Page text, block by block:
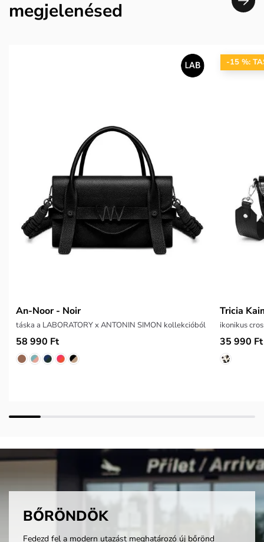
megjelenésed
An-Noor - Noir
táska a LABORATORY x ANTONIN SIMON kollekcióból
58 990 Ft
-15 %:
Tricia
35 990 Ft
BŐRÖNDÖK
Fedezd fel a modern utazást meghatározó új bőrönd